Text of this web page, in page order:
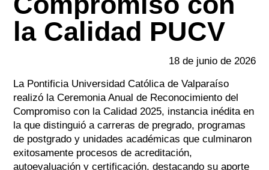
la Calidad PUCV
18 de junio de 2026
La Pontificia Universidad Católica de Valparaíso
realizó la Ceremonia Anual de Reconocimiento del
Compromiso con la Calidad 2025, instancia inédita en
la que distinguió a carreras de pregrado, programas
de postgrado y unidades académicas que culminaron
exitosamente procesos de acreditación,
autoevaluación y certificación, destacando su aporte